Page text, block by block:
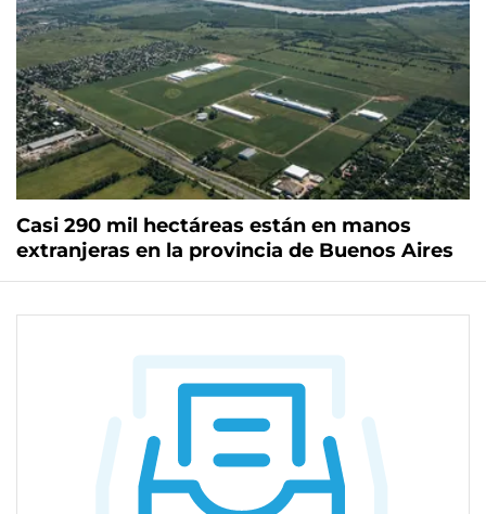
Casi 290 mil hectáreas están en manos
extranjeras en la provincia de Buenos Aires